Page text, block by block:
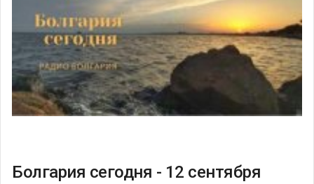
Болгария сегодня - 12 сентября